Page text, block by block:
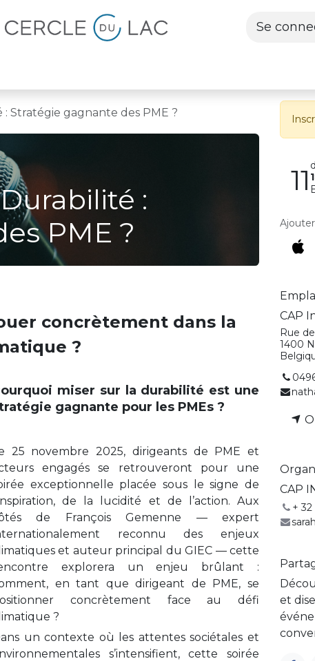
Se
Stratégie gagnante des PME ?
:
PME ?
concrètement dans la
?
miser sur la durabilité est une
gagnante pour les PMEs ?
25 novembre 2025, dirigeants de PME et
engagés se retrouveront pour une
exceptionnelle placée sous le signe de
de la lucidité et de l’action. Aux
de François Gemenne — expert
reconnu des enjeux
et auteur principal du GIEC — cette
explorera un enjeu brûlant :
en tant que dirigeant de PME, se
concrètement face au défi
?
un contexte où les attentes sociétales et
s’intensifient, cette soirée
11
CAP
Rue
1400
CAP
+ 32
et